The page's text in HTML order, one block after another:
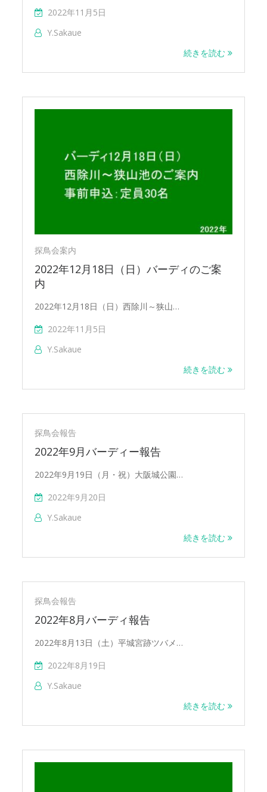
2022年11月5日
Y.sakaue
続きを読む
探鳥会案内
2022年12月18日（日）バーディのご案
内
2022年12月18日（日）西除川～狭山…
2022年11月5日
Y.sakaue
続きを読む
探鳥会報告
2022年9月バーディー報告
2022年9月19日（月・祝）大阪城公園…
2022年9月20日
Y.sakaue
続きを読む
探鳥会報告
2022年8月バーディ報告
2022年8月13日（土）平城宮跡ツバメ…
2022年8月19日
Y.sakaue
続きを読む